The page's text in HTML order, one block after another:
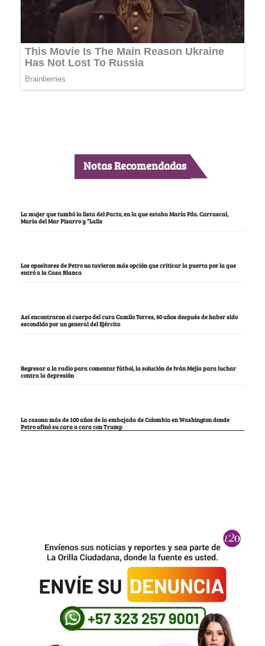
Notas Recomendadas
La mujer que tumbó la lista del Pacto, en la que estaba María Fda. Carrascal,
María del Mar Pizarro y “Lalis
Los opositores de Petro no tuvieron más opción que criticar la puerta por la que
entró a la Casa Blanca
Así encontraron el cuerpo del cura Camilo Torres, 60 años después de haber sido
escondido por un general del Ejército
Regresar a la radio para comentar fútbol, la solución de Iván Mejía para luchar
contra la depresión
La casona más de 100 años de la embajada de Colombia en Washington donde
Petro afinó su cara a cara con Trump